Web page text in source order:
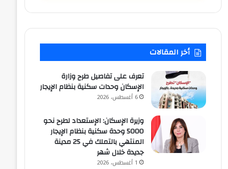
أخر المقالات
تعرف على تفاصيل طرح وزارة
الإسكان وحدات سكنية بنظام الإيجار
6 أغسطس، 2026
وزيرة الإسكان: الإستعداد لطرح نحو
5000 وحدة سكنية بنظام الإيجار
المنتهي بالتملك في 25 مدينة
جديدة خلال شهر
1 أغسطس، 2026